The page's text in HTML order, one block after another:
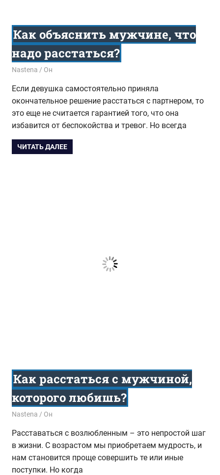
Как объяснить мужчине, что
надо расстаться?
28.08.2017
Nastena Он
Если девушка самостоятельно приняла
окончательное решение расстаться с партнером, то
это еще не считается гарантией того, что она
избавится от беспокойства и тревог. Но всегда
ЧИТАТЬ ДАЛЕЕ
Как расстаться с мужчиной,
которого любишь?
23.08.2017
Nastena Он
Расставаться с возлюбленным – это непростой шаг
в жизни. С возрастом мы приобретаем мудрость, и
нам становится проще совершить те или иные
поступки. Но когда